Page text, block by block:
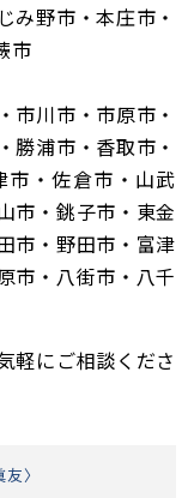
み野市・本庄市・
市
市川市・市原市・
勝浦市・香取市・
・佐倉市・山武
市・銚子市・東金
市・野田市・富津
市・八街市・八千
軽にご相談くださ
〉